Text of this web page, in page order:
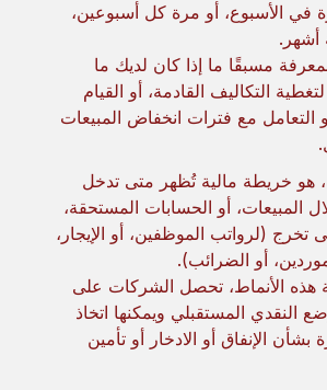
في الأسبوع، أو مرة كل أسبوعين،
أشهر.
مسبقًا ما إذا كان لديك ما
التكاليف القادمة، أو القيام
التعامل مع فترات انخفاض المبيعات
هو خريطة مالية تُظهر متى تدخل
المبيعات، أو الحسابات المستحقة،
تخرج (لرواتب الموظفين، أو الإيجار،
أو الضرائب).
هذه الأنماط، تحصل الشركات على
النقدي المستقبلي ويمكنها اتخاذ
الإنفاق أو الادخار أو تأمين